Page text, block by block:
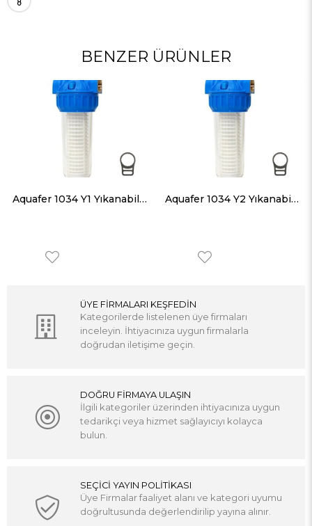
BENZER ÜRÜNLER
Aquafer 1034 Y1 Yıkanabilir Filtre 3/4 inc 50 Micron Aquafer 1034 Y2 Yıkanabilir Filtre 3/4 inc 100 Micron
ÜYE FİRMALARI KEŞFEDİN
Kategorilerde listelenen üye firmaları
inceleyin. İhtiyacınıza uygun firmalarla
doğrudan iletişime geçin.
DOĞRU FİRMAYA ULAŞIN
İlgili kategoriler üzerinden ihtiyacınıza uygun
tedarikçi veya hizmet sağlayıcıyı kolayca
bulun.
SEÇİCİ YAYIN POLİTİKASI
Üye Firmalar faaliyet alanı ve kategori uyumu
doğrultusunda değerlendirilip yayına alınır.